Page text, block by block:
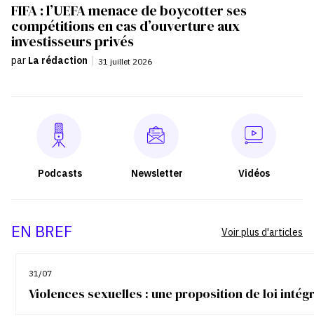
FIFA : l’UEFA menace de boycotter ses
compétitions en cas d’ouverture aux
investisseurs privés
par La rédaction | 31 juillet 2026
Podcasts Newsletter Vidéos
EN BREF
31/07
Violences sexuelles : une proposition de loi
Voir plus d'articles